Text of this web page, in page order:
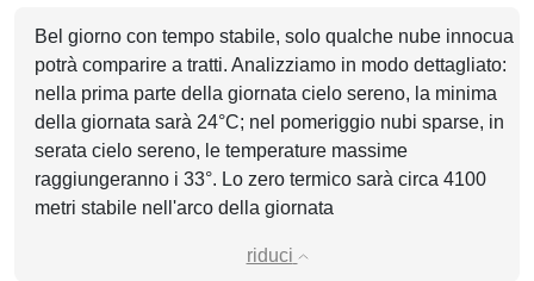
Bel giorno con tempo stabile, solo qualche nube innocua
potrà comparire a tratti. Analizziamo in modo dettagliato:
nella prima parte della giornata cielo sereno, la minima
della giornata sarà 24°C; nel pomeriggio nubi sparse, in
serata cielo sereno, le temperature massime
raggiungeranno i 33°. Lo zero termico sarà circa 4100
metri stabile nell'arco della giornata
riduci